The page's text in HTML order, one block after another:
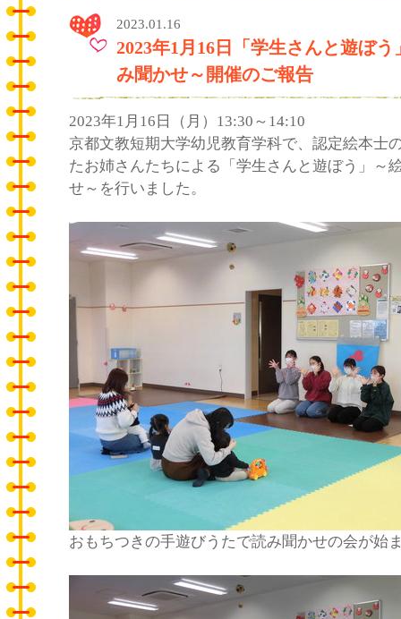
2023.01.16
2023年1月16日「学生さんと遊ぼ
み聞かせ～開催のご報告
2023年1月16日（月）13:30～14:10
京都文教短期大学幼児教育学科で、認定絵本士
たお姉さんたちによる「学生さんと遊ぼう」～
せ～を行いました。
おもちつきの手遊びうたで読み聞かせの会が始